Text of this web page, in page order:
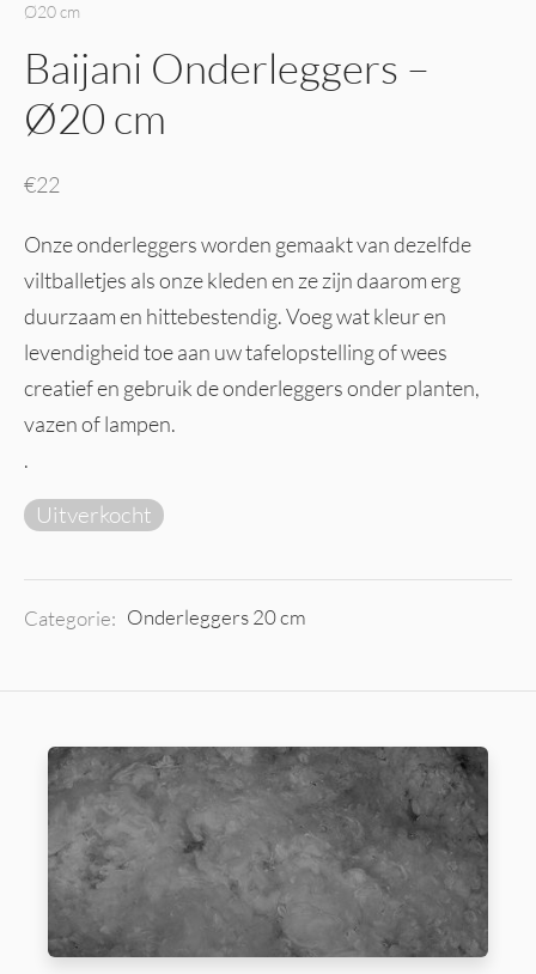
Ø20 cm
Baijani Onderleggers –
Ø20 cm
€22
Onze onderleggers worden gemaakt van dezelfde
viltballetjes als onze kleden en ze zijn daarom erg
duurzaam en hittebestendig. Voeg wat kleur en
levendigheid toe aan uw tafelopstelling of wees
creatief en gebruik de onderleggers onder planten,
vazen of lampen.
.
Uitverkocht
Categorie: Onderleggers 20 cm